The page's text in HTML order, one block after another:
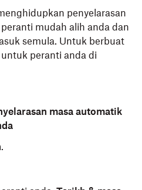
penyelarasan
mudah alih anda dan
semula. Untuk berbuat
peranti anda di
masa automatik
.